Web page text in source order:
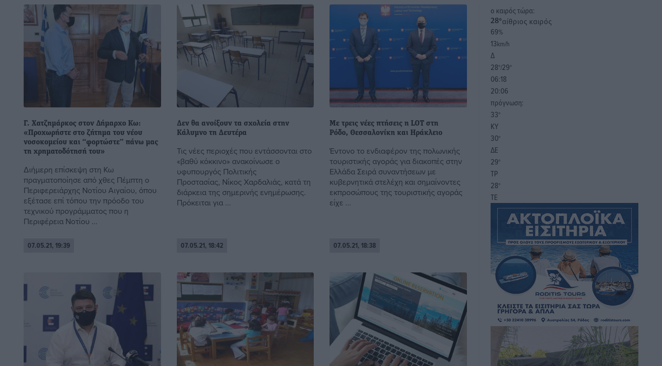
Γ. Χατζημάρκος στον Δήμαρχο Κω:
«Προχωρήστε στο ζήτημα του νέου
νοσοκομείου και “φορτώστε” πάνω μας
τη χρηματοδότησή του»
Διήμερη επίσκεψη στη Κω
πραγματοποίησε από χθες Πέμπτη ο
Περιφερειάρχης Νοτίου Αιγαίου, όπου
εξέτασε επί τόπου την πρόοδο του
τεχνικού προγράμματος που η
Περιφέρεια Νοτίου ...
07.05.21, 19:39
Δεν θα ανοίξουν τα σχολεία στην
Κάλυμνο τη Δευτέρα
Τις νέες περιοχές που εντάσσονται στο
«βαθύ κόκκινο» ανακοίνωσε ο
υφυπουργός Πολιτικής
Προστασίας, Νίκος Χαρδαλιάς, κατά τη
διάρκεια της σημερινής ενημέρωσης.
Πρόκειται για ...
07.05.21, 18:42
Με τρεις νέες πτήσεις η LOT στη
Ρόδο, Θεσσαλονίκη και Ηράκλειο
Έντονο το ενδιαφέρον της πολωνικής
τουριστικής αγοράς για διακοπές στην
Ελλάδα Σειρά συναντήσεων με
κυβερνητικά στελέχη και σημαίνοντες
εκπροσώπους της τουριστικής αγοράς
είχε ...
07.05.21, 18:38
o καιρός τώρα:
28°αίθριος καιρός
69%
13km/h
Δ
28°/29°
06:18
20:06
πρόγνωση:
33°
ΚΥ
30°
ΔΕ
29°
ΤΡ
28°
ΤΕ